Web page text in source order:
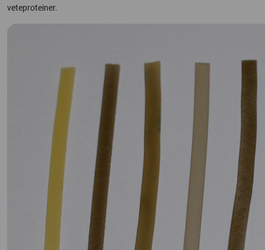
veteproteiner.